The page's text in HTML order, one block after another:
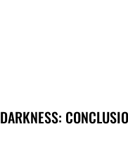
DARKNESS: